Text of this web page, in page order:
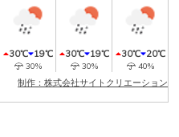
30℃ 19℃
30%
30℃ 19℃
30%
30℃ 20℃
40%
制作：株式会社サイトクリエーション